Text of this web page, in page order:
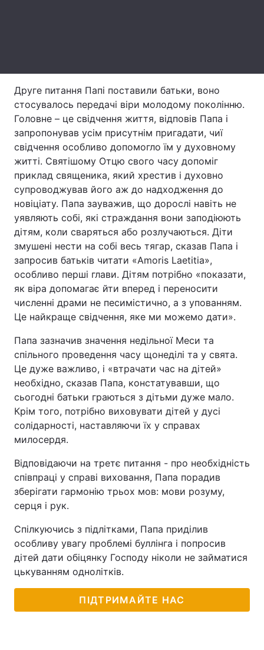
Тема оформлення
Друге питання Папі поставили батьки, воно
стосувалось передачі віри молодому поколінню.
Головне – це свідчення життя, відповів Папа і
запропонував усім присутнім пригадати, чиї
свідчення особливо допомогло їм у духовному
житті. Святішому Отцю свого часу допоміг
приклад священика, який хрестив і духовно
супроводжував його аж до надходження до
новіціату. Папа зауважив, що дорослі навіть не
уявляють собі, які страждання вони заподіюють
дітям, коли сваряться або розлучаються. Діти
змушені нести на собі весь тягар, сказав Папа і
запросив батьків читати «Amoris Laetitia»,
особливо перші глави. Дітям потрібно «показати,
як віра допомагає йти вперед і переносити
численні драми не песимістично, а з упованням.
Це найкраще свідчення, яке ми можемо дати».
Папа зазначив значення недільної Меси та
спільного проведення часу щонеділі та у свята.
Це дуже важливо, і «втрачати час на дітей»
необхідно, сказав Папа, констатувавши, що
сьогодні батьки граються з дітьми дуже мало.
Крім того, потрібно виховувати дітей у дусі
солідарності, наставляючи їх у справах
милосердя.
Відповідаючи на третє питання - про необхідність
співпраці у справі виховання, Папа порадив
зберігати гармонію трьох мов: мови розуму,
серця і рук.
Спілкуючись з підлітками, Папа приділив
особливу увагу проблемі буллінга і попросив
дітей дати обіцянку Господу ніколи не займатися
цькуванням однолітків.
ПІДТРИМАЙТЕ НАС